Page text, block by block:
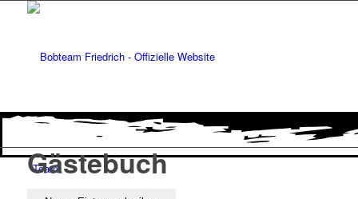
Team
Gästebuch